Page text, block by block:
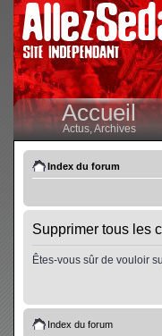
Accueil
Actus,Archives
Index du forum
Supprimer tous les
Êtes-vous sûr de vouloir
Index du forum